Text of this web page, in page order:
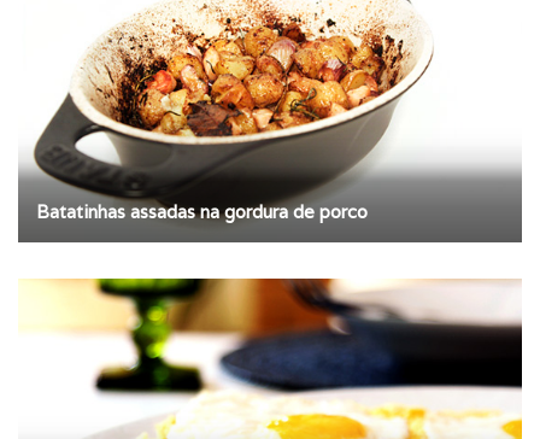
Batatinhas assadas na gordura de porco